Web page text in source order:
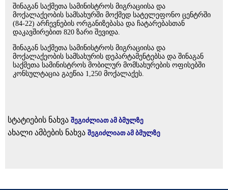
შინაგან საქმეთა სამინისტროს მიგრაციისა და
მოქალაქეობის სამსახურში მოქმედ სატელეფონო ცენტრში
(84-22) არჩევნების ორგანიზებასა და ჩატარებასთან
დაკავშირებით 820 ზარი შევიდა.
შინაგან საქმეთა სამინისტროს მიგრაციისა და
მოქალაქეობის სამსახურის დეპარტამენტებსა და შინაგან
საქმეთა სამინისტროს მობილურ მომსახურების ოფისებში
კონსულტაცია გაეწია 1,250 მოქალაქეს.
სტატიების ნახვა შეგიძლიათ ამ ბმულზე
ახალი ამბების ნახვა შეგიძლიათ ამ ბმულზე